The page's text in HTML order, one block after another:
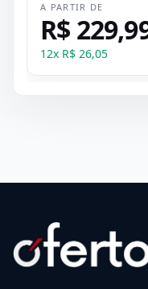
A PARTIR DE
R$
12x R$ 26,05